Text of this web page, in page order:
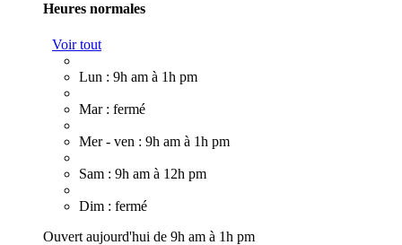
Heures normales
Voir tout
Lun : 9h am à 1h pm
Mar : fermé
Mer - ven : 9h am à 1h pm
Sam : 9h am à 12h pm
Dim : fermé
Ouvert aujourd'hui de 9h am à 1h pm